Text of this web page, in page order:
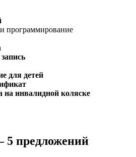
программирование
для детей
на инвалидной коляске
5 предложений